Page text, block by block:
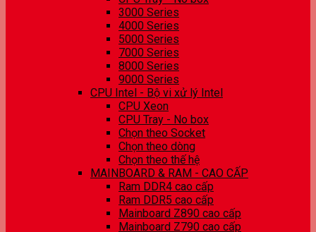
3000 Series
4000 Series
5000 Series
7000 Series
8000 Series
9000 Series
CPU Intel - Bộ vi xử lý Intel
CPU Xeon
CPU Tray - No box
Chọn theo Socket
Chọn theo dòng
Chọn theo thế hệ
MAINBOARD & RAM - CAO CẤP
Ram DDR4 cao cấp
Ram DDR5 cao cấp
Mainboard Z890 cao cấp
Mainboard Z790 cao cấp